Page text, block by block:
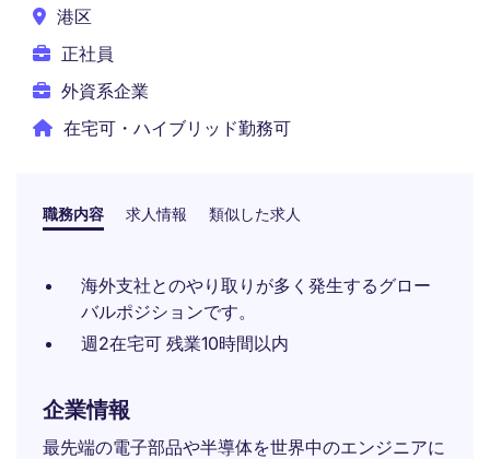
港区
正社員
外資系企業
在宅可・ハイブリッド勤務可
職務内容 求人情報 類似した求人
海外支社とのやり取りが多く発生するグロー
バルポジションです。
週2在宅可 残業10時間以内
企業情報
最先端の電子部品や半導体を世界中のエンジニアに